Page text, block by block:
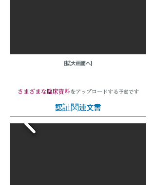
[拡大画面へ]
さまざまな臨床資料をアップロードする予定です
認証関連文書